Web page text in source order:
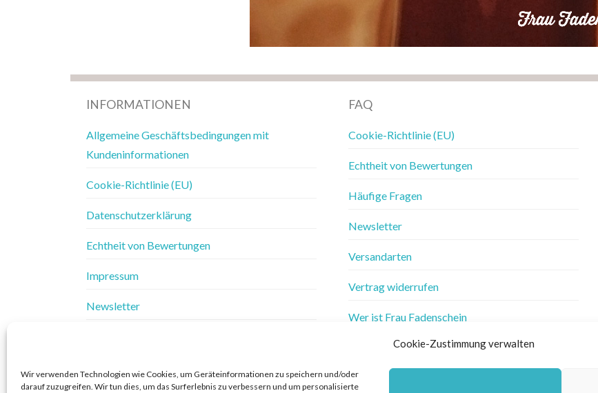
Cookie-Zustimmung verwalten
Wir verwenden Technologien wie Cookies, um Geräteinformationen zu speichern und/oder
darauf zuzugreifen. Wir tun dies, um das Surferlebnis zu verbessern und um personalisierte
INFORMATIONEN
Allgemeine Geschäftsbedingungen mit
Kundeninformationen
Cookie-Richtlinie (EU)
Datenschutzerklärung
Echtheit von Bewertungen
Impressum
Newsletter
FAQ
Cookie-Richtlinie (EU)
Echtheit von Bewertungen
Häufige Fragen
Newsletter
Versandarten
Vertrag widerrufen
Wer ist Frau Fadenschein
Widerrufsbelehrung